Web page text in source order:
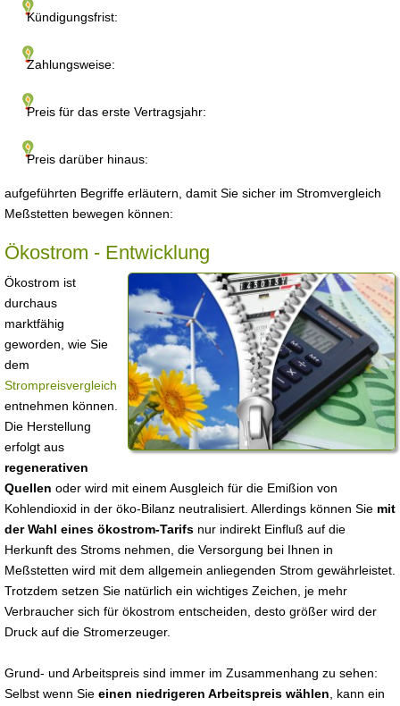
Kündigungsfrist:
Zahlungsweise:
Preis für das erste Vertragsjahr:
Preis darüber hinaus:
aufgeführten Begriffe erläutern, damit Sie sicher im Stromvergleich
Meßstetten bewegen können:
Ökostrom - Entwicklung
Ökostrom ist
durchaus
marktfähig
geworden, wie Sie
dem
Strompreisvergleich
entnehmen können.
Die Herstellung
erfolgt aus
regenerativen
Quellen oder wird mit einem Ausgleich für die Emißion von
Kohlendioxid in der öko-Bilanz neutralisiert. Allerdings können Sie mit
der Wahl eines ökostrom-Tarifs nur indirekt Einfluß auf die
Herkunft des Stroms nehmen, die Versorgung bei Ihnen in
Meßstetten wird mit dem allgemein anliegenden Strom gewährleistet.
Trotzdem setzen Sie natürlich ein wichtiges Zeichen, je mehr
Verbraucher sich für ökostrom entscheiden, desto größer wird der
Druck auf die Stromerzeuger.
Grund- und Arbeitspreis sind immer im Zusammenhang zu sehen:
Selbst wenn Sie einen niedrigeren Arbeitspreis wählen , kann ein